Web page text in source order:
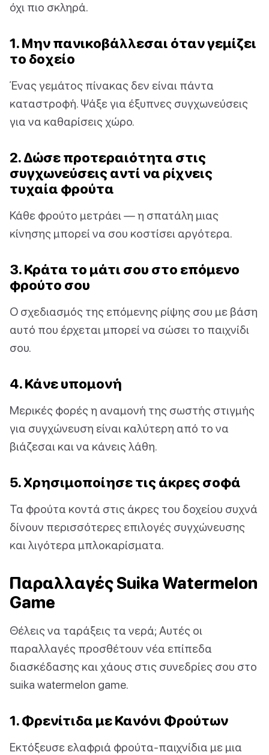
όχι πιο σκληρά.
1. Μην πανικοβάλλεσαι όταν γεμίζει
το δοχείο
Ένας γεμάτος πίνακας δεν είναι πάντα
καταστροφή. Ψάξε για έξυπνες συγχωνεύσεις
για να καθαρίσεις χώρο.
2. Δώσε προτεραιότητα στις
συγχωνεύσεις αντί να ρίχνεις
τυχαία φρούτα
Κάθε φρούτο μετράει — η σπατάλη μιας
κίνησης μπορεί να σου κοστίσει αργότερα.
3. Κράτα το μάτι σου στο επόμενο
φρούτο σου
Ο σχεδιασμός της επόμενης ρίψης σου με βάση
αυτό που έρχεται μπορεί να σώσει το παιχνίδι
σου.
4. Κάνε υπομονή
Μερικές φορές η αναμονή της σωστής στιγμής
για συγχώνευση είναι καλύτερη από το να
βιάζεσαι και να κάνεις λάθη.
5. Χρησιμοποίησε τις άκρες σοφά
Τα φρούτα κοντά στις άκρες του δοχείου συχνά
δίνουν περισσότερες επιλογές συγχώνευσης
και λιγότερα μπλοκαρίσματα.
Παραλλαγές Suika Watermelon
Game
Θέλεις να ταράξεις τα νερά; Αυτές οι
παραλλαγές προσθέτουν νέα επίπεδα
διασκέδασης και χάους στις συνεδρίες σου στο
suika watermelon game.
1. Φρενίτιδα με Κανόνι Φρούτων
Εκτόξευσε ελαφριά φρούτα-παιχνίδια με μια